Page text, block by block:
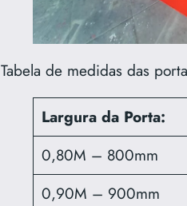
Tabela de medidas das
Largura da Porta:
0,80M – 800mm
0,90M – 900mm